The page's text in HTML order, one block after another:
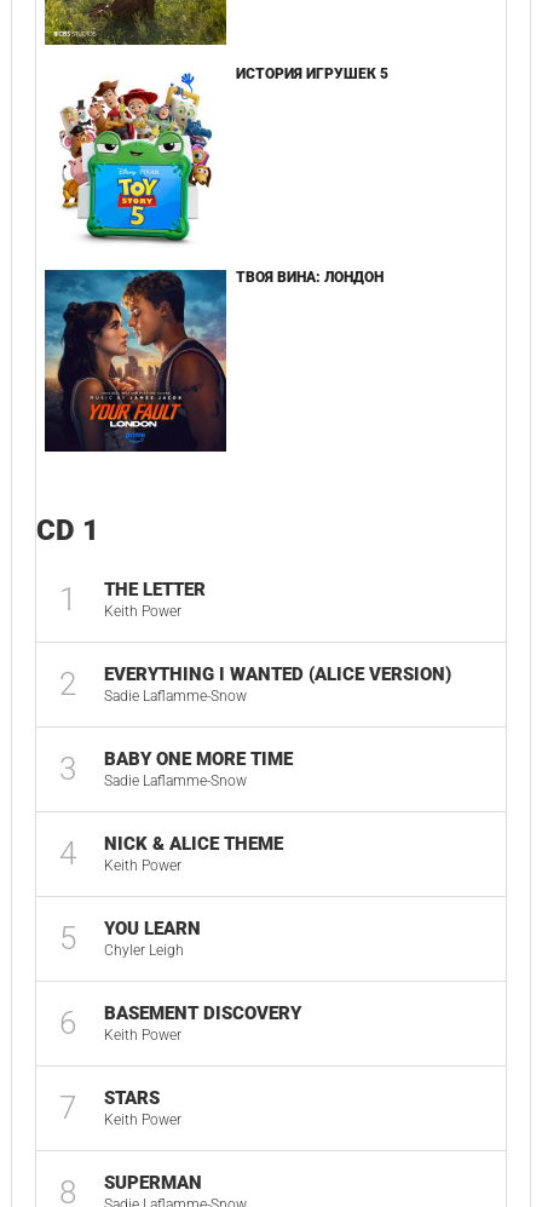
ИСТОРИЯ ИГРУШЕК 5
ТВОЯ ВИНА: ЛОНДОН
CD 1
1 THE LETTER
Keith Power
2 EVERYTHING I WANTED (ALICE VERSION)
Sadie Laflamme-Snow
3 BABY ONE MORE TIME
Sadie Laflamme-Snow
4 NICK & ALICE THEME
Keith Power
5 YOU LEARN
Chyler Leigh
6 BASEMENT DISCOVERY
Keith Power
7 STARS
Keith Power
8 SUPERMAN